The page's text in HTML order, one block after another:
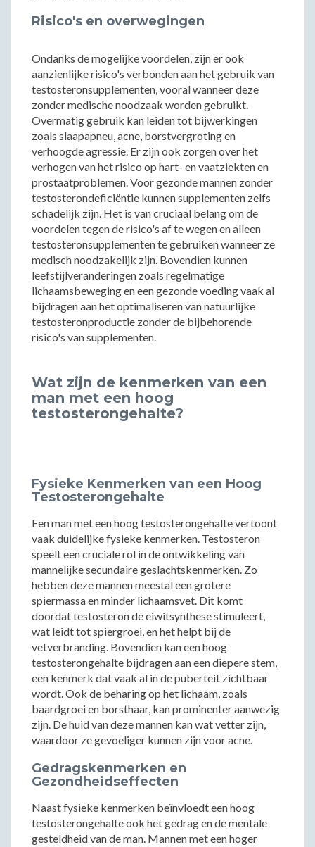
Risico's en overwegingen
Ondanks de mogelijke voordelen, zijn er ook
aanzienlijke risico's verbonden aan het gebruik van
testosteronsupplementen, vooral wanneer deze
zonder medische noodzaak worden gebruikt.
Overmatig gebruik kan leiden tot bijwerkingen
zoals slaapapneu, acne, borstvergroting en
verhoogde agressie. Er zijn ook zorgen over het
verhogen van het risico op hart- en vaatziekten en
prostaatproblemen. Voor gezonde mannen zonder
testosterondeficiëntie kunnen supplementen zelfs
schadelijk zijn. Het is van cruciaal belang om de
voordelen tegen de risico's af te wegen en alleen
testosteronsupplementen te gebruiken wanneer ze
medisch noodzakelijk zijn. Bovendien kunnen
leefstijlveranderingen zoals regelmatige
lichaamsbeweging en een gezonde voeding vaak al
bijdragen aan het optimaliseren van natuurlijke
testosteronproductie zonder de bijbehorende
risico's van supplementen.
Wat zijn de kenmerken van een
man met een hoog
testosterongehalte?
Fysieke Kenmerken van een Hoog
Testosterongehalte
Een man met een hoog testosterongehalte vertoont
vaak duidelijke fysieke kenmerken. Testosteron
speelt een cruciale rol in de ontwikkeling van
mannelijke secundaire geslachtskenmerken. Zo
hebben deze mannen meestal een grotere
spiermassa en minder lichaamsvet. Dit komt
doordat testosteron de eiwitsynthese stimuleert,
wat leidt tot spiergroei, en het helpt bij de
vetverbranding. Bovendien kan een hoog
testosterongehalte bijdragen aan een diepere stem,
een kenmerk dat vaak al in de puberteit zichtbaar
wordt. Ook de beharing op het lichaam, zoals
baardgroei en borsthaar, kan prominenter aanwezig
zijn. De huid van deze mannen kan wat vetter zijn,
waardoor ze gevoeliger kunnen zijn voor acne.
Gedragskenmerken en
Gezondheidseffecten
Naast fysieke kenmerken beïnvloedt een hoog
testosterongehalte ook het gedrag en de mentale
gesteldheid van de man. Mannen met een hoger